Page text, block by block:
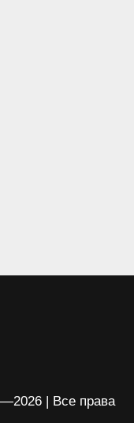
| Все права